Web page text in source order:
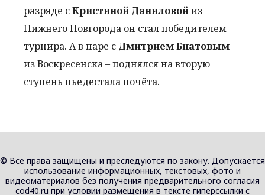
разряде сКристиной Даниловойиз
Нижнего Новгорода он стал победителем
турнира. А в паре с Дмитрием Бнатовым
из Воскресенска – поднялся на вторую
ступень пьедестала почёта.
© Все права защищены и преследуются по закону. Допускается
использование информационных, текстовых, фото и
видеоматериалов без получения предварительного согласия
cod40.ru при условии размещения в тексте гиперссылки с